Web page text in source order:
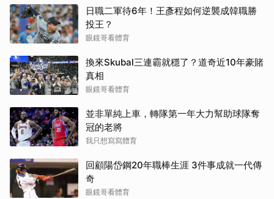
日職二軍待6年！王彥程如何逆襲成韓職勝
投王？
眼鏡哥看體育
換來Skubal三連霸就穩了？道奇近10年豪賭
真相
眼鏡哥看體育
並非單純上車，轉隊第一年大力幫助球隊奪
冠的老將
我只想寫寫體育
回顧陽岱鋼20年職棒生涯 3件事成就一代傳
奇
眼鏡哥看體育